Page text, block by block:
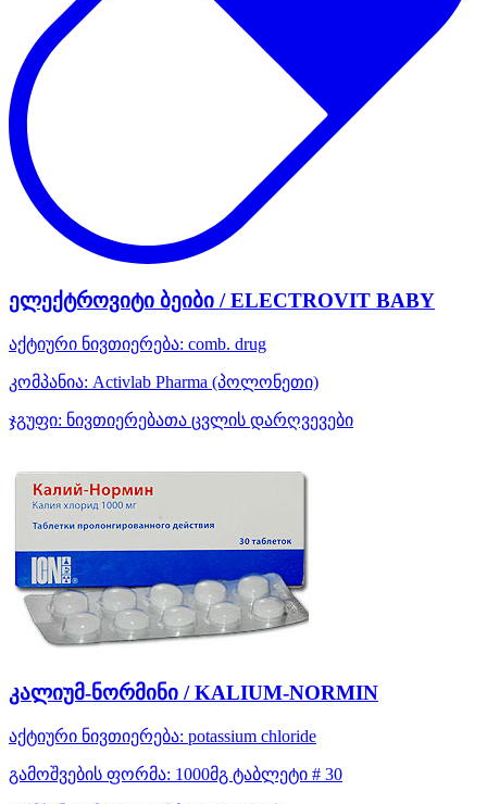
ელექტროვიტი ბეიბი / ELECTROVIT BABY
აქტიური ნივთიერება: comb. drug
კომპანია: Activlab Pharma (პოლონეთი)
ჯგუფი: ნივთიერებათა ცვლის დარღვევები
კალიუმ-ნორმინი / KALIUM-NORMIN
აქტიური ნივთიერება: potassium chloride
გამოშვების ფორმა: 1000მგ ტაბლეტი # 30